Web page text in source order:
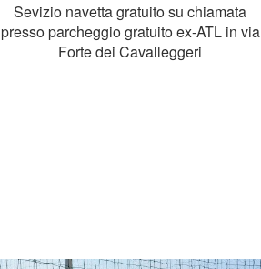
Sevizio navetta gratuito su chiamata
presso parcheggio gratuito ex-ATL in via
Forte dei Cavalleggeri